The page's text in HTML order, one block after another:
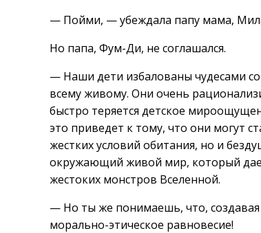
— Пойми, — убеждала папу мама,
Но папа, Фум-Ди, не соглашался.
— Наши дети избалованы чудесами
всему живому. Они очень
быстро теряется детское
это приведет к тому, что они могут
жестких условий обитания, но и
окружающий живой мир, который
жестоких монстров Вселенной.
— Но ты же понимаешь, что,
морально-этическое равновесие!